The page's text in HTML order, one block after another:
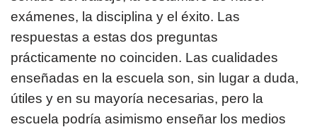
exámenes, la disciplina y el éxito. Las
respuestas a estas dos preguntas
prácticamente no coinciden. Las cualidades
enseñadas en la escuela son, sin lugar a duda,
útiles y en su mayoría necesarias, pero la
escuela podría asimismo enseñar los medios